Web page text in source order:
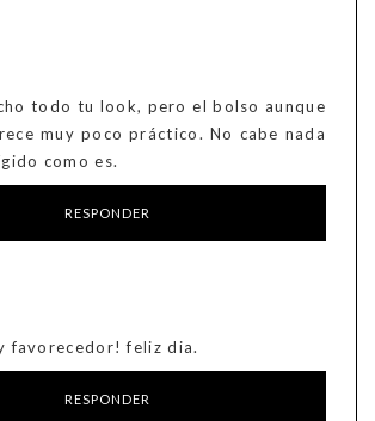
todo tu look, pero el bolso aunque
muy poco práctico. No cabe nada
como es.
RESPONDER
favorecedor! feliz dia.
RESPONDER